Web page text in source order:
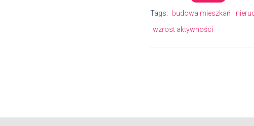
Tags: budowa mieszkań
wzrost aktywności